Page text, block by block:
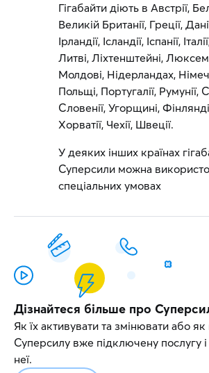
Гігабайти діють в Австрії,
Великій Британії, Греції,
Ірландії, Ісландії, Іспанії,
Литві, Ліхтенштейні,
Молдові, Нідерландах,
Польщі, Португалії, Румунії,
Словенії, Угорщині,
Хорватії, Чехії, Швеції.
У деяких інших країнах
Суперсили можна
спеціальних умовах
Дізнайтеся більше про
Як їх активувати та змінювати або
Суперсилу вже підключену послугу і
неї.